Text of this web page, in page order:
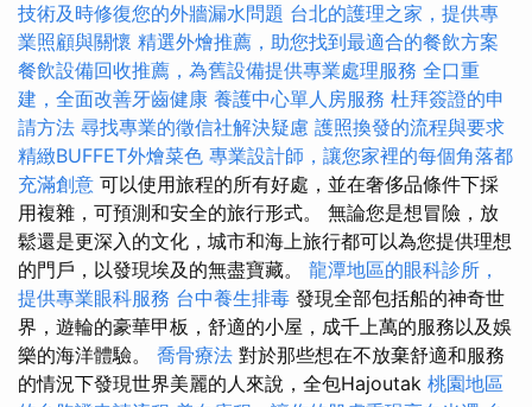
技術及時修復您的外牆漏水問題 台北的護理之家，提供專
業照顧與關懷 精選外燴推薦，助您找到最適合的餐飲方案
餐飲設備回收推薦，為舊設備提供專業處理服務 全口重
建，全面改善牙齒健康 養護中心單人房服務 杜拜簽證的申
請方法 尋找專業的徵信社解決疑慮 護照換發的流程與要求
精緻BUFFET外燴菜色 專業設計師，讓您家裡的每個角落都
充滿創意 可以使用旅程的所有好處，並在奢侈品條件下採
用複雜，可預測和安全的旅行形式。 無論您是想冒險，放
鬆還是更深入的文化，城市和海上旅行都可以為您提供理想
的門戶，以發現埃及的無盡寶藏。 龍潭地區的眼科診所，
提供專業眼科服務 台中養生排毒 發現全部包括船的神奇世
界，遊輪的豪華甲板，舒適的小屋，成千上萬的服務以及娛
樂的海洋體驗。 喬骨療法 對於那些想在不放棄舒適和服務
的情況下發現世界美麗的人來說，全包Hajoutak 桃園地區